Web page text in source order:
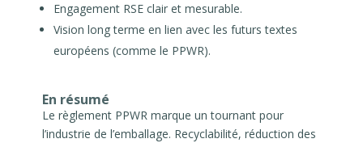
Engagement RSE clair et mesurable.
Vision long terme en lien avec les futurs textes
européens (comme le PPWR).
En résumé
Le règlement PPWR marque un tournant pour
l’industrie de l’emballage. Recyclabilité, réduction des